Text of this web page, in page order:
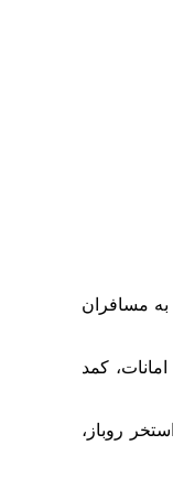
به مسافران
کمد
روباز،